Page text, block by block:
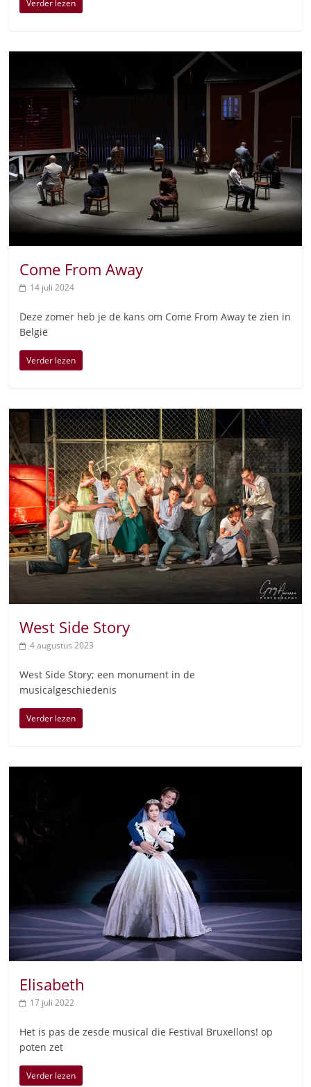
Verder lezen
Come From Away
14 juli 2024
Deze zomer heb je de kans om Come From Away te zien in
België
Verder lezen
West Side Story
4 augustus 2023
West Side Story; een monument in de
musicalgeschiedenis
Verder lezen
Elisabeth
17 juli 2022
Het is pas de zesde musical die Festival Bruxellons! op
poten zet
Verder lezen